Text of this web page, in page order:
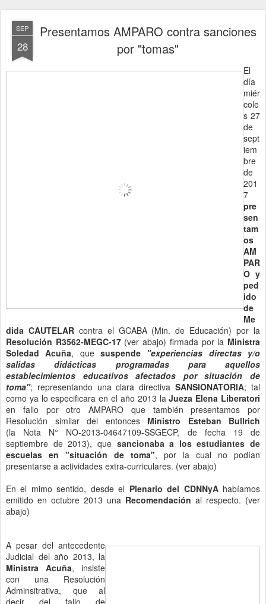
SEP
28
Presentamos AMPARO contra sanciones
por "tomas"
El
día
miér
cole
s 27
de
sept
iem
bre
de
201
7
pre
sen
tam
os
AM
PAR
O y
ped
ido
de
Me
dida CAUTELARcontra el GCABA (Min. de Educación) por la
Resolución R3562-MEGC-17(ver abajo) firmada por la Ministra
Soledad Acuña, quesuspende "experiencias directas y/o
salidas didácticas programadas para aquellos
establecimientos educativos afectados por situación de
toma"; representando una clara directivaSANSIONATORIA; tal
como ya lo especificara en el año 2013 laJueza Elena Liberatori
en fallo por otro AMPARO que también presentamos por
Resolución similar del entonces Ministro Esteban Bullrich
(la Nota N° NO-2013-04647109-SSGECP, de fecha 19 de
septiembre de 2013), que sancionaba a los estudiantes de
escuelas en "situación de toma", por la cual no podían
presentarse a actividades extra-curriculares. (ver abajo)
En el mimo sentido, desde el Plenario del CDNNyAhabíamos
emitido en octubre 2013 una Recomendación al respecto. (ver
abajo)
A pesar del antecedente
Judicial del año 2013, la
Ministra Acuña, insiste
con una Resolución
Adminsitrativa, que al
decir del fallo de